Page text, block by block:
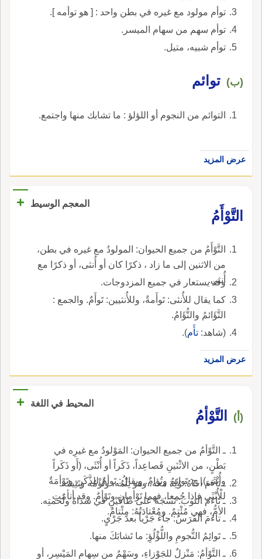
توأم مولود مع غيره في بطن واحد : [ هو توأمه ].
توأم سهم من سهام الميسر.
توأم شبيه، متيل.
(ب) توائم
التوائم من النجوم أو اللؤلؤ : ما تشابك منها واجتمع.
عرض المزيد
المعجم الوسيط
+
التَّوْأَمُ
التَّوْأَمُ من جميع الحيوان: المولودُ مع غيره في بطن،
من الاثنين إلى ما زاد ، ذكرًا كان أو أُنثى، أو ذكرًا مع
أُنثى.
وقد يستعار في جميع المزدوجات.
كما يقال للأُنثى: تَوأَمةٌ، وللأُنثيين: تَوأَمٌ. والجمع :
التَّؤَائمُ والتُّؤَامُ.
(شاهد: تأَم).
عرض المزيد
المحيط في اللغة +
(أ) التَّوْأمُ
ـ التَّوْأمُ من جميع الحيوان: المَوْلودُ مع غيرِه في
بَطْنٍ، من الاثْنَينِ فَصاعِداً، ذَكَراً أو أُنْثَى، (أَو ذَكَراً
وأُنْثَى), ج: تَوائِمُ وتُؤامٌ. ويقالُ: تَوأمٌ للذَّكَرِ، وتَوْأمَةٌ
للْأُنْثَى فإذا جُمِعا، فهما تَوْأمانِ وتَوْأمٌ. وقد أتأمَتِ
الأمُّ، فهي مُئْتِمٌ. ومُعْتادَتُهُ: مِئْتامٌ.
ـ تاءَمَ أخاهُ: وُلِدَ معه، وهو تِئْمُه، وتُؤْمُه وتَئِيمُه.
ـ تاءَمَ الثوبَ: نَسَجَهُ على طاقَيْنِ في سَداهُ ولُحمتِه.
ـ تاءَمَ الفَرَسُ: جاءَ جَرْياً بعدَ جَرْيٍ.
ـ تَوائِمُ النُّجومِ واللُّؤْلُؤِ: ما تَشابَكَ منها.
ـ التَّوْأمُ: مَنْزِلٌ للجَوْزاءِ، وسَهْمٌ من سِهامِ المَيْسِرِ، أو